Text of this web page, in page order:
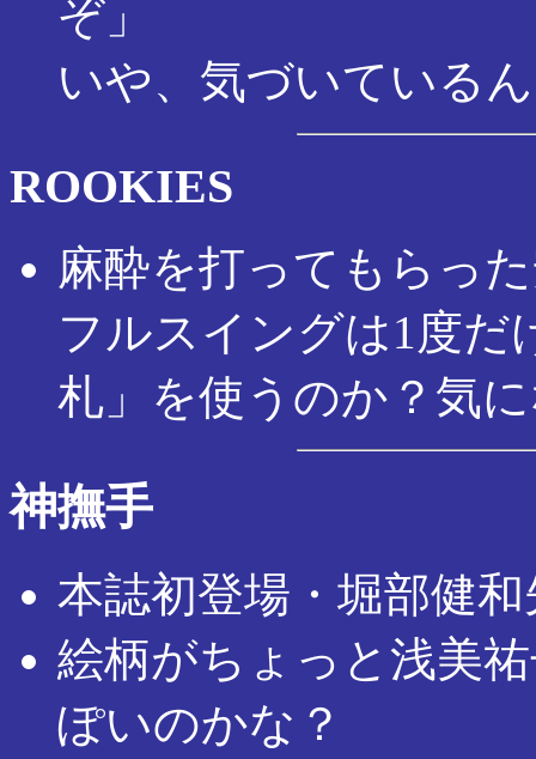
ぞ」
いや、気づいている
ROOKIES
麻酔を打ってもらっ
フルスイングは1度だ
札」を使うのか？気
神撫手
本誌初登場・堀部健
絵柄がちょっと浅美
ぽいのかな？